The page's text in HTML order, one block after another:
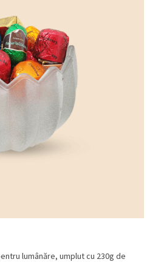
lumânăre, umplut cu 230g de